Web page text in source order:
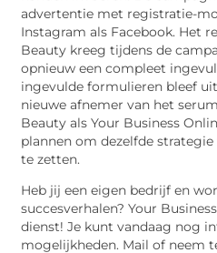
advertentie met registratie-
Instagram als Facebook. Het
Beauty kreeg tijdens de
opnieuw een compleet
ingevulde formulieren bleef
nieuwe afnemer van het
Beauty als Your Business
plannen om dezelfde
te zetten.
Heb jij een eigen bedrijf en
succesverhalen? Your
dienst! Je kunt vandaag nog
mogelijkheden. Mail of neem